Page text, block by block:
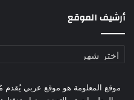
أرشيف الموقع
أرشيف
موقع المعلومة هو موقع عربي